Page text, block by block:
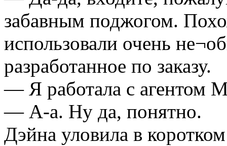
забавным поджогом.
использовали очень
разработанное по заказу.
— Я работала с агентом
— А-а. Ну да, понятно.
Дэйна уловила в